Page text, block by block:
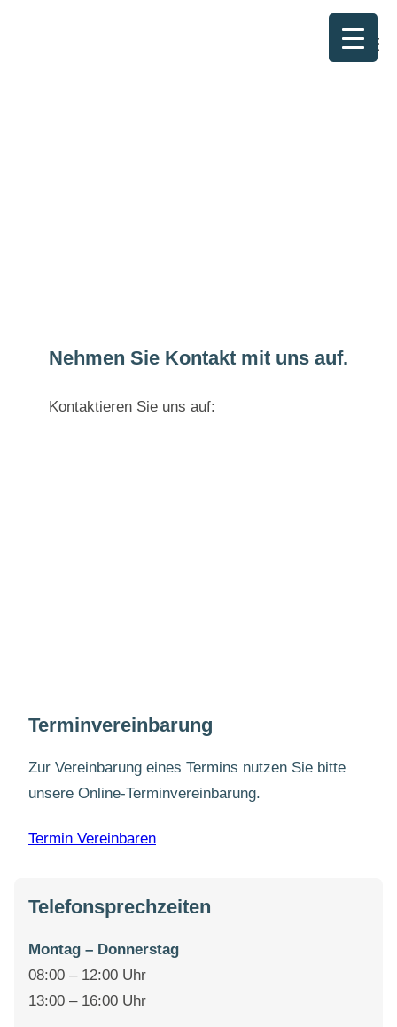
Nehmen Sie Kontakt mit uns auf.
Kontaktieren Sie uns auf:
Terminvereinbarung
Zur Vereinbarung eines Termins nutzen Sie bitte
unsere Online-Terminvereinbarung.
Termin Vereinbaren
Telefonsprechzeiten
Montag – Donnerstag
08:00 – 12:00 Uhr
13:00 – 16:00 Uhr